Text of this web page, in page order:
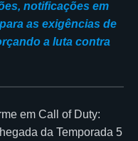
notificações em
as exigências de
a luta contra
em Call of Duty:
da Temporada 5